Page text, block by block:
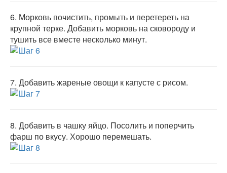
6. Морковь почистить, промыть и перетереть на
крупной терке. Добавить морковь на сковороду и
тушить все вместе несколько минут.
7. Добавить жареные овощи к капусте с рисом.
8. Добавить в чашку яйцо. Посолить и поперчить
фарш по вкусу. Хорошо перемешать.